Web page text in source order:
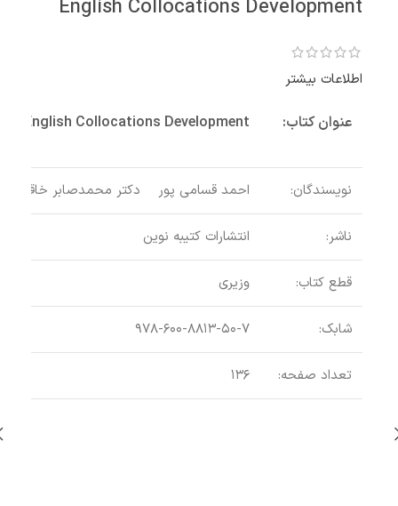
English Collocations Development
اطلاعات بیشتر
عنوان کتاب: English Collocations Development
نویسندگان: احمد قسامی پور دکتر محمد‌صابر خاقانی
ناشر: انتشارات کتیبه نوین
قطع کتاب: وزیری
شابک: ۹۷۸-۶۰۰-۸۸۱۳-۵۰-۷
تعداد صفحه: ۱۳۶